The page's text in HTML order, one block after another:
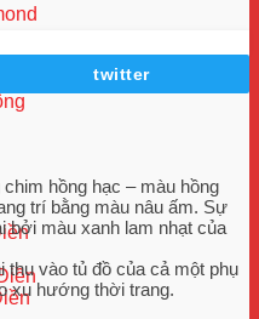
twitter
hồng hạc – màu hồng
trí bằng màu nâu ấm. Sự
màu xanh lam nhạt của
thu vào tủ đồ của cả một phụ
xu hướng thời trang.